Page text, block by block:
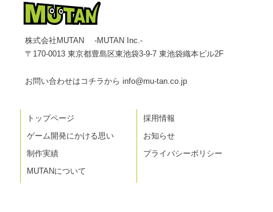
株式会社MUTAN -MUTAN Inc.-
〒170-0013 東京都豊島区東池袋3-9-7 東池袋織本ビル2F
お問い合わせはコチラからinfo@mu-tan.co.jp
トップページ
ゲーム開発にかける思い
制作実績
MUTANについて
採用情報
お知らせ
プライバシーポリシー